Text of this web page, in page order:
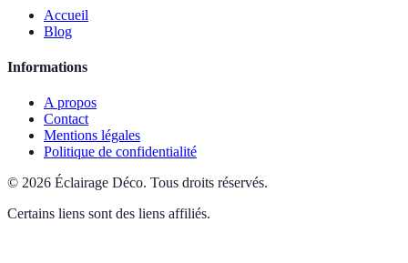
Accueil
Blog
Informations
A propos
Contact
Mentions légales
Politique de confidentialité
© 2026 Éclairage Déco. Tous droits réservés.
Certains liens sont des liens affiliés.